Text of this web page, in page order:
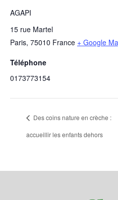
AGAPI
15 rue Martel
Paris, 75010 France + Google
Téléphone
0173773154
Des coins nature en crèche :
accueillir les enfants dehors